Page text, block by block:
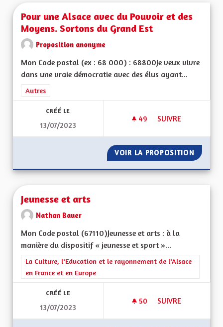
Pour une Alsace avec du Pouvoir et des
Moyens. Sortons du Grand Est
Proposition anonyme
Mon Code postal (ex : 68 000) : 68800Je veux vivre
dans une vraie démocratie avec des élus ayant...
Filtrer les résultats de la catégorie : Autres
Autres
CRÉÉ LE
13/07/2023
49 49 ABONNÉS
SUIVRE
VOIR LA PROPOSITION POUR
Jeunesse et arts
Nathan Bauer
Mon Code postal (67110)Jeunesse et arts : à la
manière du dispositif « jeunesse et sport »...
Filtrer les résultats de la catégorie : La Culture, l'Education et
La Culture, l'Education et le rayonnement de l'Alsace
en France et en Europe
CRÉÉ LE
13/07/2023
50 50 ABONNÉS
SUIVRE